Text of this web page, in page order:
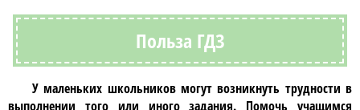
Польза ГДЗ
У маленьких школьников могут возникнуть трудности в
выполнении того или иного задания. Помочь учащимся